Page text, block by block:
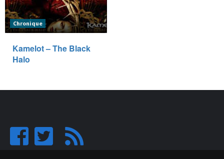
Chronique
Kamelot – The Black
Halo